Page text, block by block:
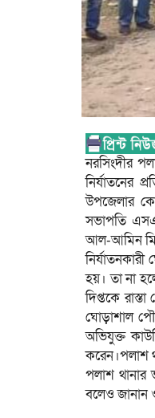
নরসিংদীর
নির্যাতনের
উপজেলার
সভাপতি
আল-আমিন
হয়। তা না
দিপ্তকে
ঘোড়াশাল
অভিযুক্ত
করেন।পলাশ
পলাশ থানার
বলেও জানান